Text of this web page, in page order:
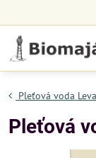
Pleťová voda
Pleťová